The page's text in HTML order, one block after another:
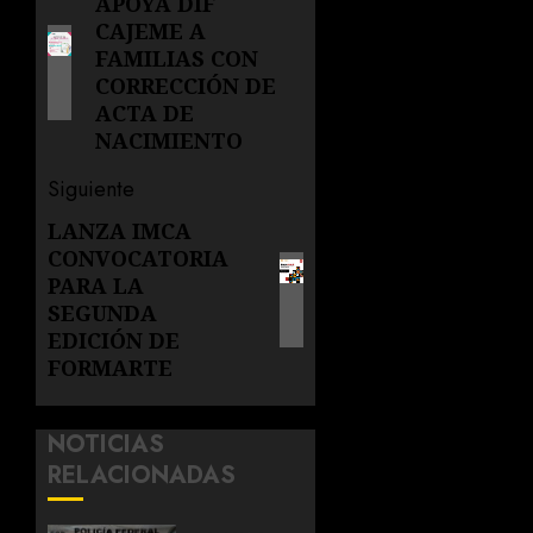
de
entradas
anterior:CAJEME A
FAMILIAS CON
CORRECCIÓN DE
ACTA DE
NACIMIENTO
Siguiente
Siguiente
entrada:
LANZA IMCA
CONVOCATORIA
PARA LA
SEGUNDA
EDICIÓN DE
FORMARTE
NOTICIAS
RELACIONADAS